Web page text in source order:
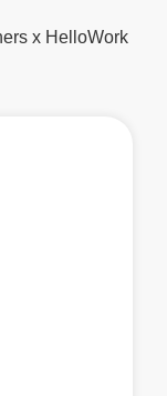
x HelloWork